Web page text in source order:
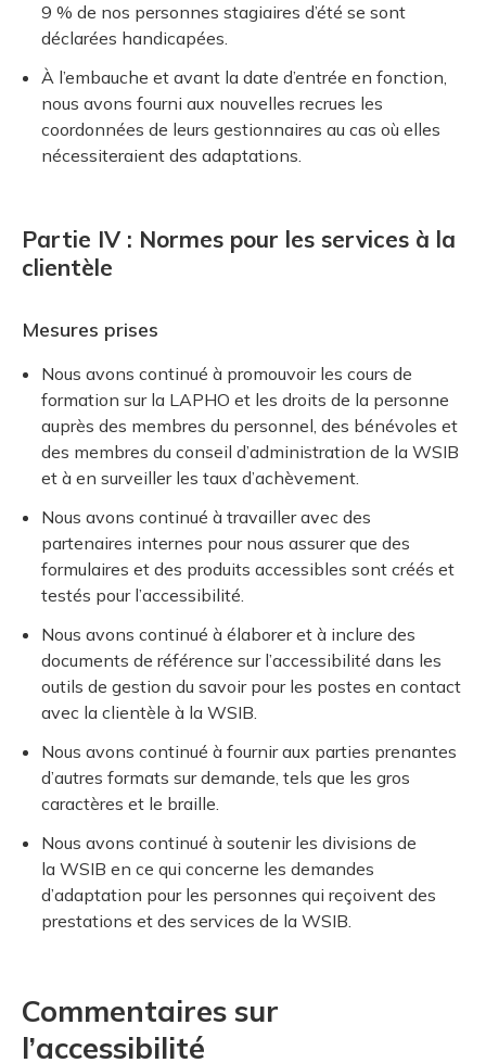
9 % de nos personnes stagiaires d’été se sont
déclarées handicapées.
À l’embauche et avant la date d’entrée en fonction,
nous avons fourni aux nouvelles recrues les
coordonnées de leurs gestionnaires au cas où elles
nécessiteraient des adaptations.
Partie IV : Normes pour les services à la
clientèle
Mesures prises
Nous avons continué à promouvoir les cours de
formation sur la LAPHO et les droits de la personne
auprès des membres du personnel, des bénévoles et
des membres du conseil d’administration de la WSIB
et à en surveiller les taux d’achèvement.
Nous avons continué à travailler avec des
partenaires internes pour nous assurer que des
formulaires et des produits accessibles sont créés et
testés pour l’accessibilité.
Nous avons continué à élaborer et à inclure des
documents de référence sur l’accessibilité dans les
outils de gestion du savoir pour les postes en contact
avec la clientèle à la WSIB.
Nous avons continué à fournir aux parties prenantes
d’autres formats sur demande, tels que les gros
caractères et le braille.
Nous avons continué à soutenir les divisions de
la WSIB en ce qui concerne les demandes
d’adaptation pour les personnes qui reçoivent des
prestations et des services de la WSIB.
Commentaires sur
l’accessibilité